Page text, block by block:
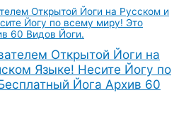
Открытой Йоги на
Языке! Несите Йогу по
Йога Архив 60